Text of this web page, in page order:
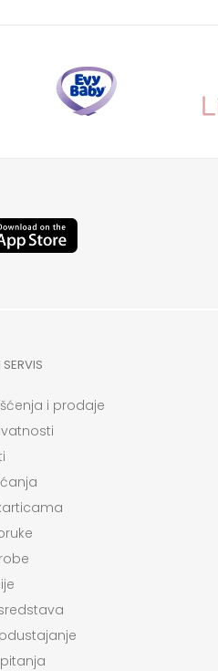
i prodaje